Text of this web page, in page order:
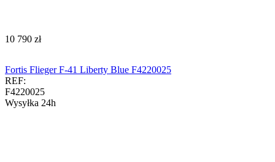
‍10 790‍ zł
Fortis Flieger F-41 Liberty Blue F4220025
REF:
F4220025
Wysyłka 24h